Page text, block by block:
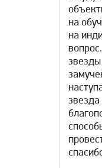
на
на